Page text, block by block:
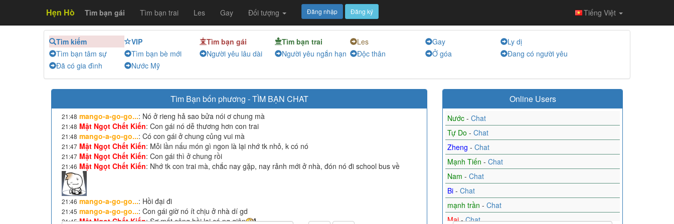
Hẹn Hò Tìm bạn gái Tìm bạn trai Les Gay Đối tượng Đăng nhập Đăng ký Tiếng Việt
Tìm kiếm VIP Tìm bạn gái Tìm bạn trai Les Gay
Ly dị
Tìm bạn tâm sự
Tìm bạn bè mới Người yêu lâu dài Người yêu ngắn hạn Độc thân Ở góa
Đang có người yêu
Đã có gia đình
Nước Mỹ
Tìm Bạn bốn phương -TÌM BẠN CHAT
21:48 mango-a-go-go...: Nó ở rieng hả sao bửa nói ơ chung mà
21:48 Mật Ngọt Chết Kiến: Con gái nó dễ thương hơn con trai
21:48 mango-a-go-go...: Có con gái ở chung củng vui mà
21:47 Mật Ngọt Chết Kiến: Mỗi lần nấu món gì ngon là lại nhớ tk nhỏ, k có nó
21:47 Mật Ngọt Chết Kiến: Con gái thì ở chung rồi
21:46 Mật Ngọt Chết Kiến: Nhớ tk con trai mà, chắc nay gặp, nay rảnh mới ở nhà, đón nó đi school bus về
21:46 mango-a-go-go...: Hồi đại đi
21:45 mango-a-go-go...: Con gái giờ nó ít chịu ở nhà dí gd
21:45 Mật Ngọt Chết Kiến:Sợ mất công hồi lại có ng giận
Online Users
Nước - Chat
Tự Do - Chat
Zheng - Chat
Mạnh Tiến - Chat
Nam - Chat
Bi - Chat
mạnh trần - Chat
Mai-Chat